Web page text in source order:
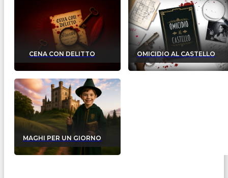
CENA CON DELITTO OMICIDIO AL CASTELLO
MAGHI PER UN GIORNO